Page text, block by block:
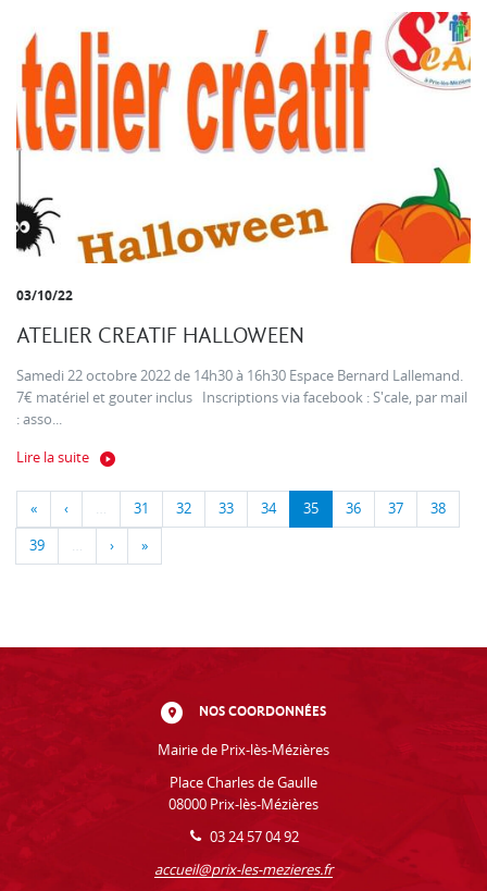
03/10/22
ATELIER CREATIF HALLOWEEN
Samedi 22 octobre 2022 de 14h30 à 16h30 Espace Bernard Lallemand.
7€ matériel et gouter inclus Inscriptions via facebook : S'cale, par mail
: asso...
Lire la suite
« ‹ … 31 32 33 34 35 36 37 38
39 … › »
NOS COORDONNÉES
Mairie de Prix-lès-Mézières
Place Charles de Gaulle
08000 Prix-lès-Mézières
03 24 57 04 92
accueil@prix-les-mezieres.fr